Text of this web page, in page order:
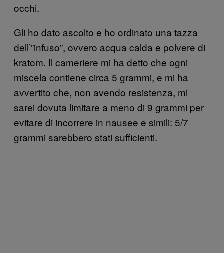
occhi.
Gli ho dato ascolto e ho ordinato una tazza
dell’”infuso”, ovvero acqua calda e polvere di
kratom. Il cameriere mi ha detto che ogni
miscela contiene circa 5 grammi, e mi ha
avvertito che, non avendo resistenza, mi
sarei dovuta limitare a meno di 9 grammi per
evitare di incorrere in nausee e simili: 5/7
grammi sarebbero stati sufficienti.